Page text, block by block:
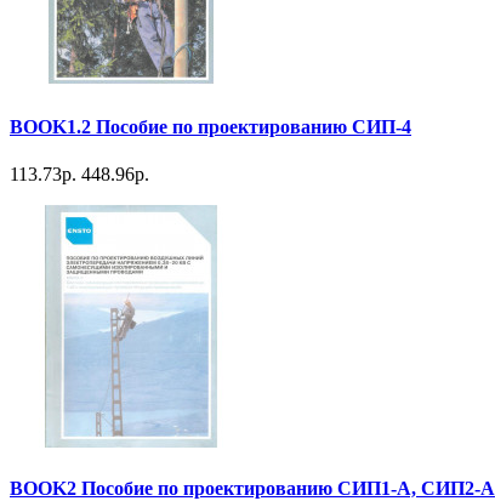
BOOK1.2 Пособие по проектированию СИП-4
113.73р. 448.96р.
BOOK2 Пособие по проектированию СИП1-А, СИП2-А